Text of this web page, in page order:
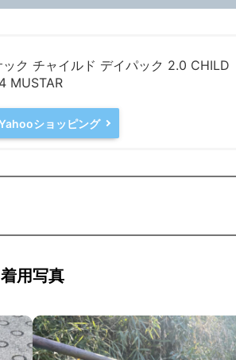
ク チャイルド デイパック 2.0 CHILD
MUSTAR
ショッピング
着用写真